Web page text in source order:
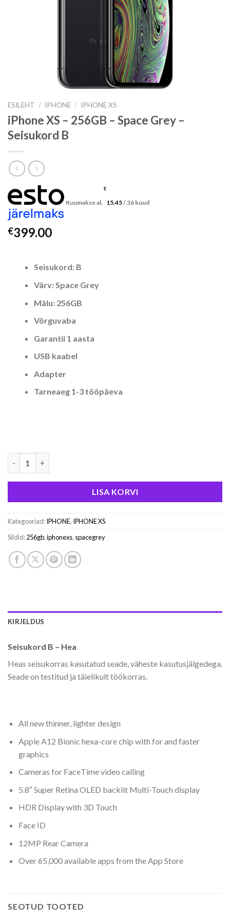
ESILEHT / IPHONE / IPHONE XS
iPhone XS – 256GB – Space Grey –
Seisukord B
Kuumakse al.
€
15.45/ 36 kuud
€399.00
Seisukord: B
Värv: Space Grey
Mälu: 256GB
Võrguvaba
Garantii 1 aasta
USB kaabel
Adapter
Tarneaeg 1-3 tööpäeva
LISA KORVI
Kategooriad:IPHONE, IPHONE XS
Sildid:256gb,iphonexs, spacegrey
KIRJELDUS
Seisukord B – Hea
Heas seisukorras kasutatud seade, väheste kasutusjälgedega.
Seade on testitud ja täielikult töökorras.
All new thinner, lighter design
Apple A12 Bionic hexa-core chip with for and faster
graphics
Cameras for FaceTime video calling
5.8″ Super Retina OLED backlit Multi-Touch display
HDR Display with 3D Touch
Face ID
12MP Rear Camera
Over 65,000 available apps from the App Store
SEOTUD TOOTED